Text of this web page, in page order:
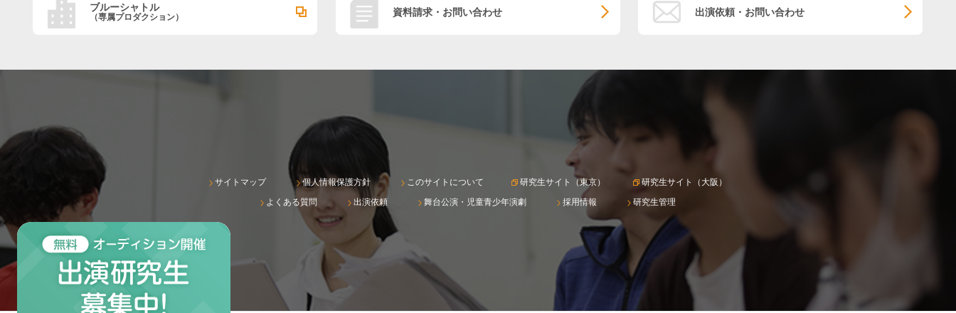
ブルーシャトル
（専属プロダクション） 資料請求・お問い合わせ 出演依頼・お問い合わせ
サイトマップ 個人情報保護方針 このサイトについて 研究生サイト（東京）
研究生サイト（大阪）
よくある質問
出演依頼 舞台公演・児童青少年演劇 採用情報 研究生管理